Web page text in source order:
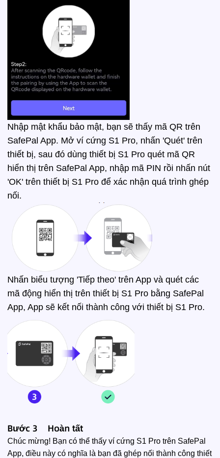
Nhập mật khẩu bảo mật, bạn sẽ thấy mã QR trên
SafePal App. Mở ví cứng S1 Pro, nhấn 'Quét' trên
thiết bị, sau đó dùng thiết bị S1 Pro quét mã QR
hiển thị trên SafePal App, nhập mã PIN rồi nhấn nút
'OK' trên thiết bị S1 Pro để xác nhận quá trình ghép
nối.
Nhấn biểu tượng 'Tiếp theo' trên App và quét các
mã động hiển thị trên thiết bị S1 Pro bằng SafePal
App, App sẽ kết nối thành công với thiết bị S1 Pro.
Bước 3 Hoàn tất
Chúc mừng! Bạn có thể thấy ví cứng S1 Pro trên SafePal
App, điều này có nghĩa là bạn đã ghép nối thành công thiết